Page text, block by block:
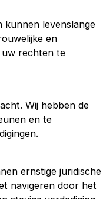
kunnen levenslange
en
uw rechten te
Wij hebben de
en te
ernstige juridische
navigeren door het